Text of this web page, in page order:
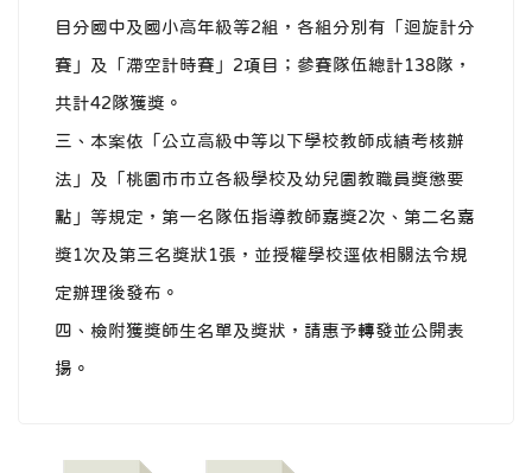
目分國中及國小高年級等2組，各組分別有「迴旋計分
賽」及「滯空計時賽」2項目；參賽隊伍總計138隊，
共計42隊獲獎。
三、本案依「公立高級中等以下學校教師成績考核辦
法」及「桃園市市立各級學校及幼兒園教職員獎懲要
點」等規定，第一名隊伍指導教師嘉獎2次、第二名嘉
獎1次及第三名獎狀1張，並授權學校逕依相關法令規
定辦理後發布。
四、檢附獲獎師生名單及獎狀，請惠予轉發並公開表
揚。